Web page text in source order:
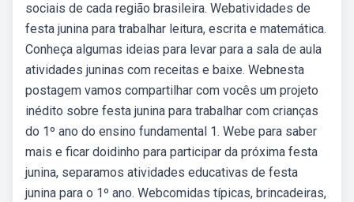
sociais de cada região brasileira. Webatividades de
festa junina para trabalhar leitura, escrita e matemática.
Conheça algumas ideias para levar para a sala de aula
atividades juninas com receitas e baixe. Webnesta
postagem vamos compartilhar com vocês um projeto
inédito sobre festa junina para trabalhar com crianças
do 1º ano do ensino fundamental 1. Webe para saber
mais e ficar doidinho para participar da próxima festa
junina, separamos atividades educativas de festa
junina para o 1º ano. Webcomidas típicas, brincadeiras,